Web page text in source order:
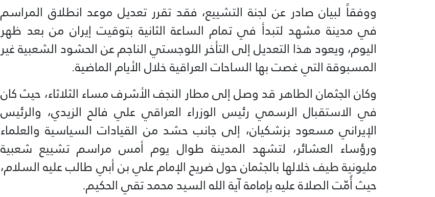
ووفقاً لبيان صادر عن لجنة التشييع، فقد تقرر تعديل موعد انطلاق المراسم
في مدينة مشهد لتبدأ في تمام الساعة الثانية بتوقيت إيران من بعد ظهر
اليوم، ويعود هذا التعديل إلى التأخر اللوجستي الناجم عن الحشود الشعبية غير
المسبوقة التي غصت بها الساحات العراقية خلال الأيام الماضية.
وكان الجثمان الطاهر قد وصل إلى مطار النجف الأشرف مساء الثلاثاء، حيث كان
في الاستقبال الرسمي رئيس الوزراء العراقي علي فالح الزيدي، والرئيس
الإيراني مسعود بزشكيان، إلى جانب حشد من القيادات السياسية والعلماء
ورؤساء العشائر، لتشهد المدينة طوال يوم أمس مراسم تشييع شعبية
مليونية طيف خلالها بالجثمان حول ضريح الإمام علي بن أبي طالب عليه السلام،
حيث أُمّت الصلاة عليه بإمامة آية الله السيد محمد تقي الحكيم.